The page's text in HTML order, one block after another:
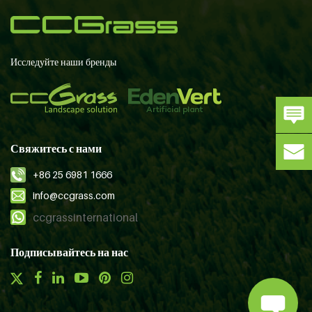
Исследуйте наши бренды
Свяжитесь с нами
+86 25 6981 1666
info@ccgrass.com
ccgrassinternational
Подписывайтесь на нас